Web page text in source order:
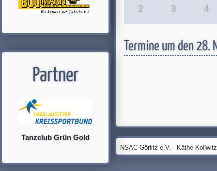
2 3 4
Termine um den 28.
NSAC Görlitz e.V. - Käthe-
Partner
Tanzclub Grün Gold